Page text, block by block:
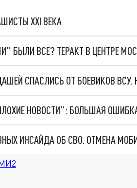
XXI ВЕКА
БЫЛИ ВСЕ? ТЕРАКТ В ЦЕНТРЕ
СПАСЛИСЬ ОТ БОЕВИКОВ